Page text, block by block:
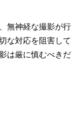
無神経な撮影が行
な対応を阻害して
は厳に慎むべきだ